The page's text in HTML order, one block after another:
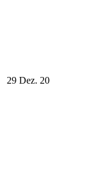
29 Dez. 20